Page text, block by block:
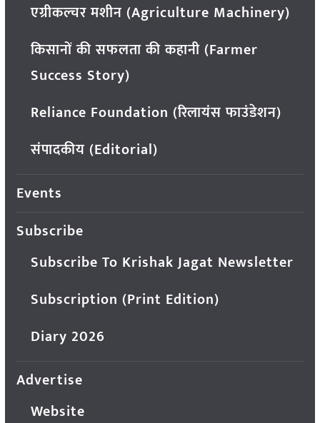
एग्रीकल्चर मशीन (Agriculture Machinery)
किसानों की सफलता की कहानी (Farmer
Success Story)
Reliance Foundation (रिलायंस फाउंडेशन)
संपादकीय (Editorial)
Events
Subscribe
Subscribe To Krishak Jagat Newsletter
Subscription (Print Edition)
Diary 2026
Advertise
Website